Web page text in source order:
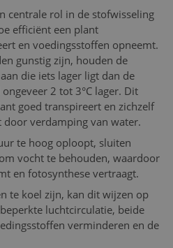
centrale rol in de stofwisseling
efficiënt een plant
en voedingsstoffen opneemt.
gunstig zijn, houden de
die iets lager ligt dan de
2 tot 3°C lager. Dit
goed transpireert en zichzelf
verdamping van water.
te hoog oploopt, sluiten
vocht te behouden, waardoor
en fotosynthese vertraagt.
te koel zijn, kan dit wijzen op
luchtcirculatie, beide
verminderen en de